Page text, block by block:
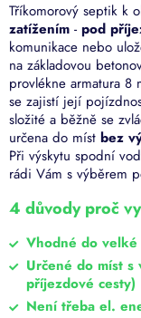
Tříkomorový septik k
zatížením - pod
komunikace nebo
na základovou
provlékne armatura 8
se zajistí její
složité a běžně se
určena do míst bez
Při výskytu spodní
rádi Vám s výběrem
4 důvody proč
Vhodné do
Určené do míst s
příjezdové cesty)
Není třeba el.